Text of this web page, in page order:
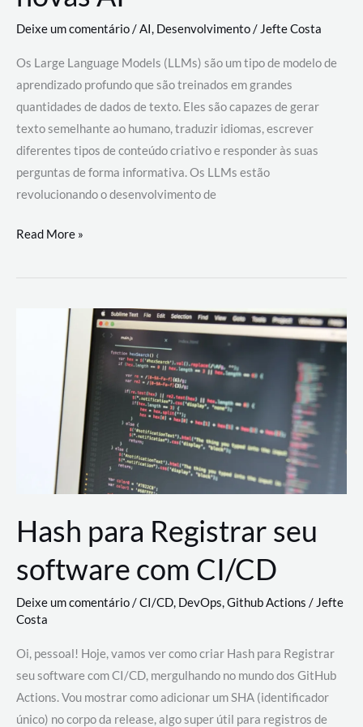
Deixe um comentário/AI, Desenvolvimento/ Jefte Costa
Os Large Language Models (LLMs) são um tipo de modelo de
aprendizado profundo que são treinados em grandes
quantidades de dados de texto. Eles são capazes de gerar
texto semelhante ao humano, traduzir idiomas, escrever
diferentes tipos de conteúdo criativo e responder às suas
perguntas de forma informativa. Os LLMs estão
revolucionando o desenvolvimento de
Large
Models
revolucionando
desenvolvimento
Read More »
Hash para Registrar seu
software com CI/CD
Deixe um comentário/CI/CD, DevOps,Github Actions /Jefte
Costa
Oi, pessoal! Hoje, vamos ver como criar Hash para Registrar
seu software com CI/CD, mergulhando no mundo dos GitHub
Actions. Vou mostrar como adicionar um SHA (identificador
único) no corpo da release, algo super útil para registros de